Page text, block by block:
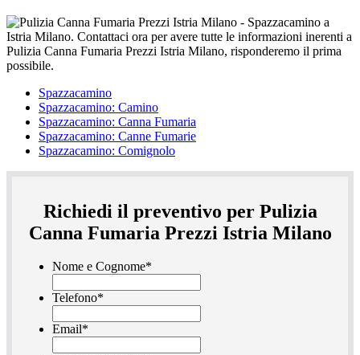
Spazzacamino
Spazzacamino: Camino
Spazzacamino: Canna Fumaria
Spazzacamino: Canne Fumarie
Spazzacamino: Comignolo
Richiedi il preventivo per Pulizia
Canna Fumaria Prezzi Istria Milano
Nome e Cognome*
Telefono*
Email*